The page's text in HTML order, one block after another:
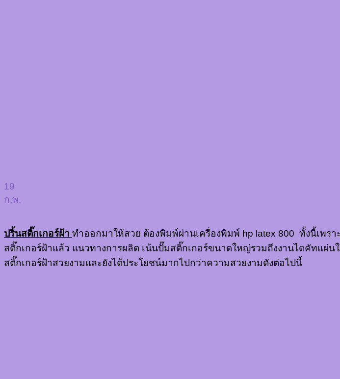
19
ก.พ.
ปริ้นสติ๊กเกอร์ฝ้า ทำออกมาให้สวย ต้องพิมพ์ผ่านเครื่องพิมพ์ hp latex 800 ทั้งนี้เพร
สติ๊กเกอร์ฝ้าแล้ว แนวทางการผลิต เน้นปั๊มสติ๊กเกอร์ขนาดใหญ่รวมถึงงานไดคัทแผ่
สติ๊กเกอร์ฝ้าสวยงามและยังได้ประโยชน์มากไปกว่าความสวยงามดังต่อไปนี้